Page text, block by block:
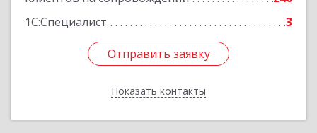
1С:Специалист
3
Отправить заявку
Показать контакты
Отправить заявку
Назад